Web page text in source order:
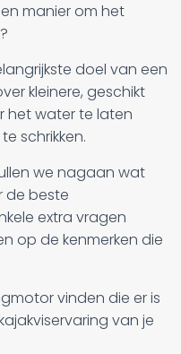
manier om het
doel van een
kleinere, geschikt
het water te laten
schrikken.
we nagaan wat
de beste
extra vragen
op de kenmerken die
vinden die er is
van je